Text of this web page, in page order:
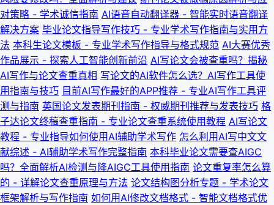
对策略 - 学术诚信指南 AI语音自动翻译器 - 智能实时语音翻译
解决方案 毕业论文指导写作技巧 - 专业学术写作指南与实用方
法 本科生论文模板 - 专业学术写作指导与格式规范 AI大赛优秀
作品展示 - 探索人工智能创新前沿 AI写论文会被查重吗？揭秘
AI写作与论文查重真相 写论文的AI软件怎么选？AI写作工具使
用指南与技巧 目前AI写作最好的APP推荐 - 专业AI写作工具评
测与指南 英国论文发表期刊指南 - 权威期刊推荐与发表技巧 格
子达论文终稿查重指南 - 专业论文查重系统使用教程 AI写论文
教程 - 专业指导如何使用AI辅助学术写作 怎么利用AI写中文文
献综述 - AI辅助学术写作完整指南 本科毕业论文需要查AIGC
吗？全面解析AI检测与降AIGC工具使用指南 论文重复率怎么算
的 - 详解论文查重原理与方法 论文结构图分析专题 - 学术论文
框架解析与写作指南 如何用AI修改文档格式 - 智能文档格式优